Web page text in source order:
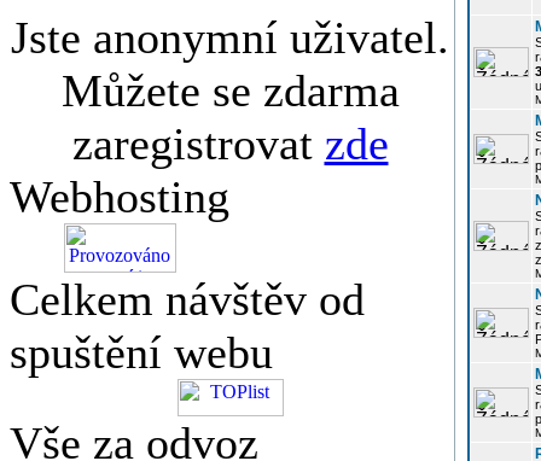
Jste anonymní uživatel.
Můžete se zdarma
zaregistrovat zde
Webhosting
Celkem návštěv od
spuštění webu
Vše za odvoz